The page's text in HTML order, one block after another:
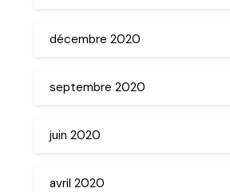
décembre 2020
septembre 2020
juin 2020
avril 2020